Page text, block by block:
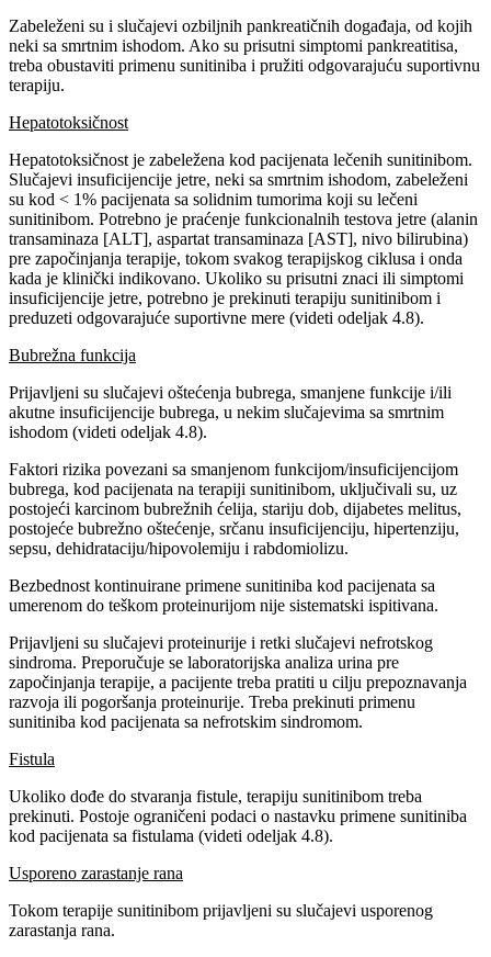
Zabeleženi su i slučajevi ozbiljnih pankreatičnih događaja, od kojih
neki sa smrtnim ishodom. Ako su prisutni simptomi pankreatitisa,
treba obustaviti primenu sunitiniba i pružiti odgovarajuću suportivnu
terapiju.
Hepatotoksičnost
Hepatotoksičnost je zabeležena kod pacijenata lečenih sunitinibom.
Slučajevi insuficijencije jetre, neki sa smrtnim ishodom, zabeleženi
su kod < 1% pacijenata sa solidnim tumorima koji su lečeni
sunitinibom. Potrebno je praćenje funkcionalnih testova jetre (alanin
transaminaza [ALT], aspartat transaminaza [AST], nivo bilirubina)
pre započinjanja terapije, tokom svakog terapijskog ciklusa i onda
kada je klinički indikovano. Ukoliko su prisutni znaci ili simptomi
insuficijencije jetre, potrebno je prekinuti terapiju sunitinibom i
preduzeti odgovarajuće suportivne mere (videti odeljak 4.8).
Bubrežna funkcija
Prijavljeni su slučajevi oštećenja bubrega, smanjene funkcije i/ili
akutne insuficijencije bubrega, u nekim slučajevima sa smrtnim
ishodom (videti odeljak 4.8).
Faktori rizika povezani sa smanjenom funkcijom/insuficijencijom
bubrega, kod pacijenata na terapiji sunitinibom, uključivali su, uz
postojeći karcinom bubrežnih ćelija, stariju dob, dijabetes melitus,
postojeće bubrežno oštećenje, srčanu insuficijenciju, hipertenziju,
sepsu, dehidrataciju/hipovolemiju i rabdomiolizu.
Bezbednost kontinuirane primene sunitiniba kod pacijenata sa
umerenom do teškom proteinurijom nije sistematski ispitivana.
Prijavljeni su slučajevi proteinurije i retki slučajevi nefrotskog
sindroma. Preporučuje se laboratorijska analiza urina pre
započinjanja terapije, a pacijente treba pratiti u cilju prepoznavanja
razvoja ili pogoršanja proteinurije. Treba prekinuti primenu
sunitiniba kod pacijenata sa nefrotskim sindromom.
Fistula
Ukoliko dođe do stvaranja fistule, terapiju sunitinibom treba
prekinuti. Postoje ograničeni podaci o nastavku primene sunitiniba
kod pacijenata sa fistulama (videti odeljak 4.8).
Usporeno zarastanje rana
Tokom terapije sunitinibom prijavljeni su slučajevi usporenog
zarastanja rana.